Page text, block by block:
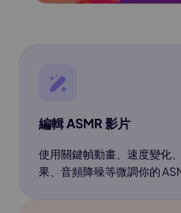
編輯 ASMR 影片
使用關鍵幀動畫、速度變化
果、音頻降噪等微調你的